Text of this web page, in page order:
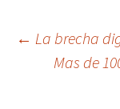
← La brecha
Mas de